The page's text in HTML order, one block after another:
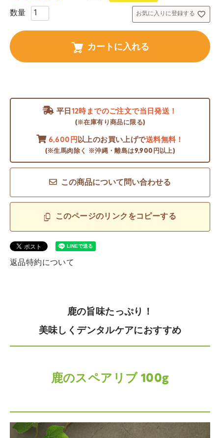
お気に入りに登録する
カートに入れる
平日 12時までのご注文で当日発送！
(※在庫有り商品に限る)
6,600円 以上のお買い上げで送料無料！
(※生馬肉除く ※沖縄・離島は9,900円以上)
この商品について問い合わせる
このページのリンクをコピーする
返品特約について
鹿の旨味たっぷり！
美味しくデンタルケアにおすすめ
鹿のスペアリブ 100g